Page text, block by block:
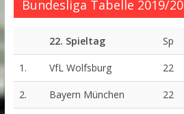
Bundesliga Tabelle 2019/20
22. Spieltag Sp
1. VfL Wolfsburg 22
2. Bayern München 22